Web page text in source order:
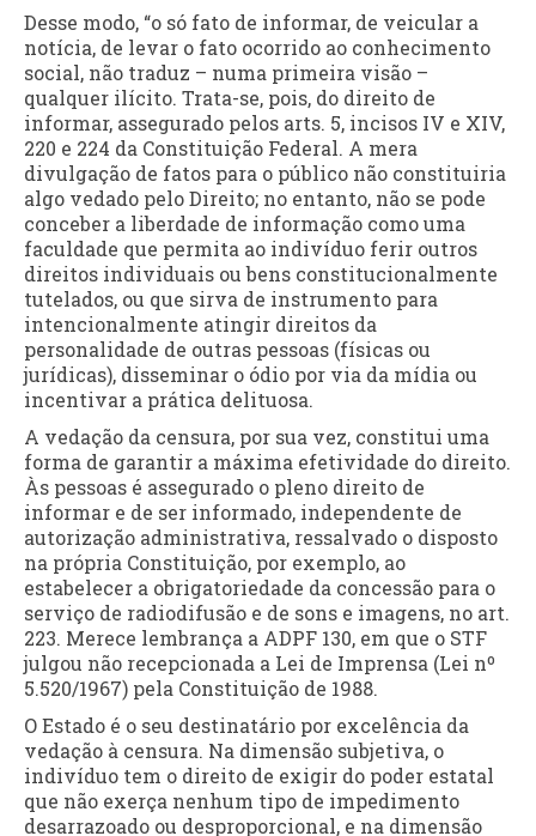
Desse modo, “o só fato de informar, de veicular a
notícia, de levar o fato ocorrido ao conhecimento
social, não traduz – numa primeira visão –
qualquer ilícito. Trata-se, pois, do direito de
informar, assegurado pelos arts. 5, incisos IV e XIV,
220 e 224 da Constituição Federal. A mera
divulgação de fatos para o público não constituiria
algo vedado pelo Direito; no entanto, não se pode
conceber a liberdade de informação como uma
faculdade que permita ao indivíduo ferir outros
direitos individuais ou bens constitucionalmente
tutelados, ou que sirva de instrumento para
intencionalmente atingir direitos da
personalidade de outras pessoas (físicas ou
jurídicas), disseminar o ódio por via da mídia ou
incentivar a prática delituosa.
A vedação da censura, por sua vez, constitui uma
forma de garantir a máxima efetividade do direito.
Às pessoas é assegurado o pleno direito de
informar e de ser informado, independente de
autorização administrativa, ressalvado o disposto
na própria Constituição, por exemplo, ao
estabelecer a obrigatoriedade da concessão para o
serviço de radiodifusão e de sons e imagens, no art.
223. Merece lembrança a ADPF 130, em que o STF
julgou não recepcionada a Lei de Imprensa (Lei nº
5.520/1967) pela Constituição de 1988.
O Estado é o seu destinatário por excelência da
vedação à censura. Na dimensão subjetiva, o
indivíduo tem o direito de exigir do poder estatal
que não exerça nenhum tipo de impedimento
desarrazoado ou desproporcional, e na dimensão